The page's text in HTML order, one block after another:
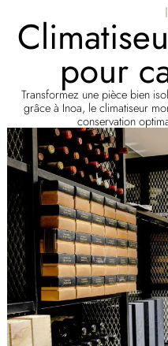
pour
Transformez une pièce bien
grâce à Inoa, le climatiseur
conservation